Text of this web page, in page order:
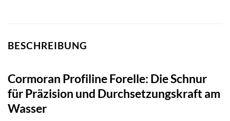
BESCHREIBUNG
Cormoran Profiline Forelle: Die Schnur
für Präzision und Durchsetzungskraft am
Wasser